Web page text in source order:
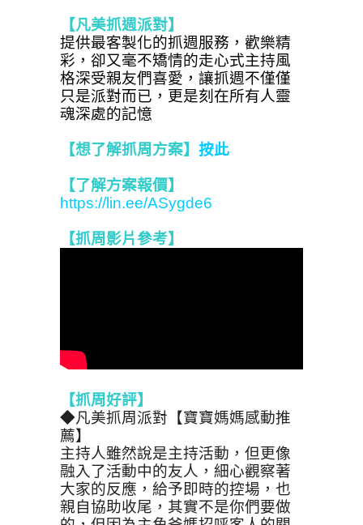
【凡美抓週派對】
提供最客製化的抓週服務，歡樂精
彩，卻又毫不矯情的走心式主持風
格深受親友們喜愛，讓抓週不僅僅
只是派對而已，更是刻在所有人靈
魂深處的記憶
【想了解抓周方案】 按此
【了解方案報價】
https://lin.ee/ASygde6
【抓周影片參考】
【抓周好評】
◆凡美抓周派對【寶寶媽媽感動推
薦】
主持人雖然說是主持活動，但更像
融入了活動中的友人，細心觀察著
大家的反應，給予即時的控場，也
親自協助收尾，其實不是你們要做